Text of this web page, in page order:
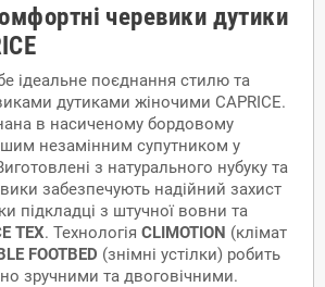
черевики дутики
ідеальне поєднання стилю та
дутиками жіночими CAPRICE.
в насиченому бордовому
незамінним супутником у
з натурального нубуку та
забезпечують надійний захист
підкладці з штучної вовни та
TEX. Технологія CLIMOTION (клімат
FOOTBED (знімні устілки) робить
зручними та двоговічними.